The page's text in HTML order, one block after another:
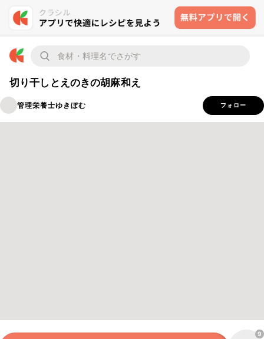
切り干しとえのきの胡麻和え
管理栄養士ゆきぼむ フォロー
9